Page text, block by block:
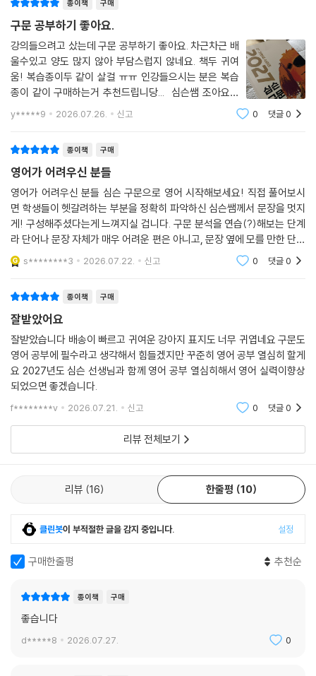
종이책 구매
구문 공부하기 좋아요.
강의들으려고 샀는데 구문 공부하기 좋아요. 차근차근 배
울수있고 양도 많지 않아 부담스럽지 않네요. 책두 귀여
움! 복습종이두 같이 살걸 ㅠㅠ 인강들으시는 분은 복습
종이 같이 구매하는거 추천드립니당... 심슨쌤 조아요오
y*****9 2026.07.26. 신고 0 댓글0
종이책 구매
영어가 어려우신 분들
영어가 어려우신 분들 심슨 구문으로 영어 시작해보세요! 직접 풀어보시
면 학생들이 헷갈려하는 부분을 정확히 파악하신 심슨쌤께서 문장을 멋지
게! 구성해주셨다는게 느껴지실 겁니다. 구문 분석을 연습(?)해보는 단계
라 단어나 문장 자체가 매우 어려운 편은 아니고, 문장 옆에 모를 만한 단어
들은 뜻도 적혀 있어 온전히 나의 구문 해석 연습에 집중할 수 있는 책이에
요
s********3 2026.07.22. 신고 0 댓글0
종이책 구매
잘받았어요
잘받았습니다 배송이 빠르고 귀여운 강아지 표지도 너무 귀엽네요 구문도
영어 공부에 필수라고 생각해서 힘들겠지만 꾸준히 영어 공부 열심히 할게
요 2027년도 심슨 선생님과 함께 영어 공부 열심히해서 영어 실력이향상
되었으면 좋겠습니다.
f********v 2026.07.21. 신고 0 댓글0
리뷰 전체보기
리뷰 16 한줄평 10
클린봇이 부적절한 글을 감지 중입니다. 설정
구매한줄평 추천순
종이책 구매
좋습니다
d*****8 2026.07.27. 0